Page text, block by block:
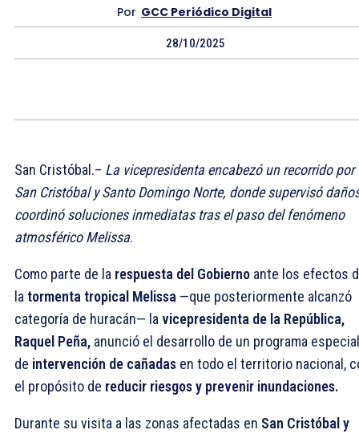
Por GCC Periódico Digital
28/10/2025
San Cristóbal.– La vicepresidenta encabezó un recorrido por
San Cristóbal y Santo Domingo Norte, donde supervisó
coordinó soluciones inmediatas tras el paso del fenómeno
atmosférico Melissa.
Como parte de la respuesta del Gobierno ante los efectos
la tormenta tropical Melissa —que posteriormente alcanzó
categoría de huracán— la vicepresidenta de la República,
Raquel Peña, anunció el desarrollo de un programa especial
de intervención de cañadas en todo el territorio nacional,
el propósito de reducir riesgos y prevenir inundaciones.
Durante su visita a las zonas afectadas en San Cristóbal y